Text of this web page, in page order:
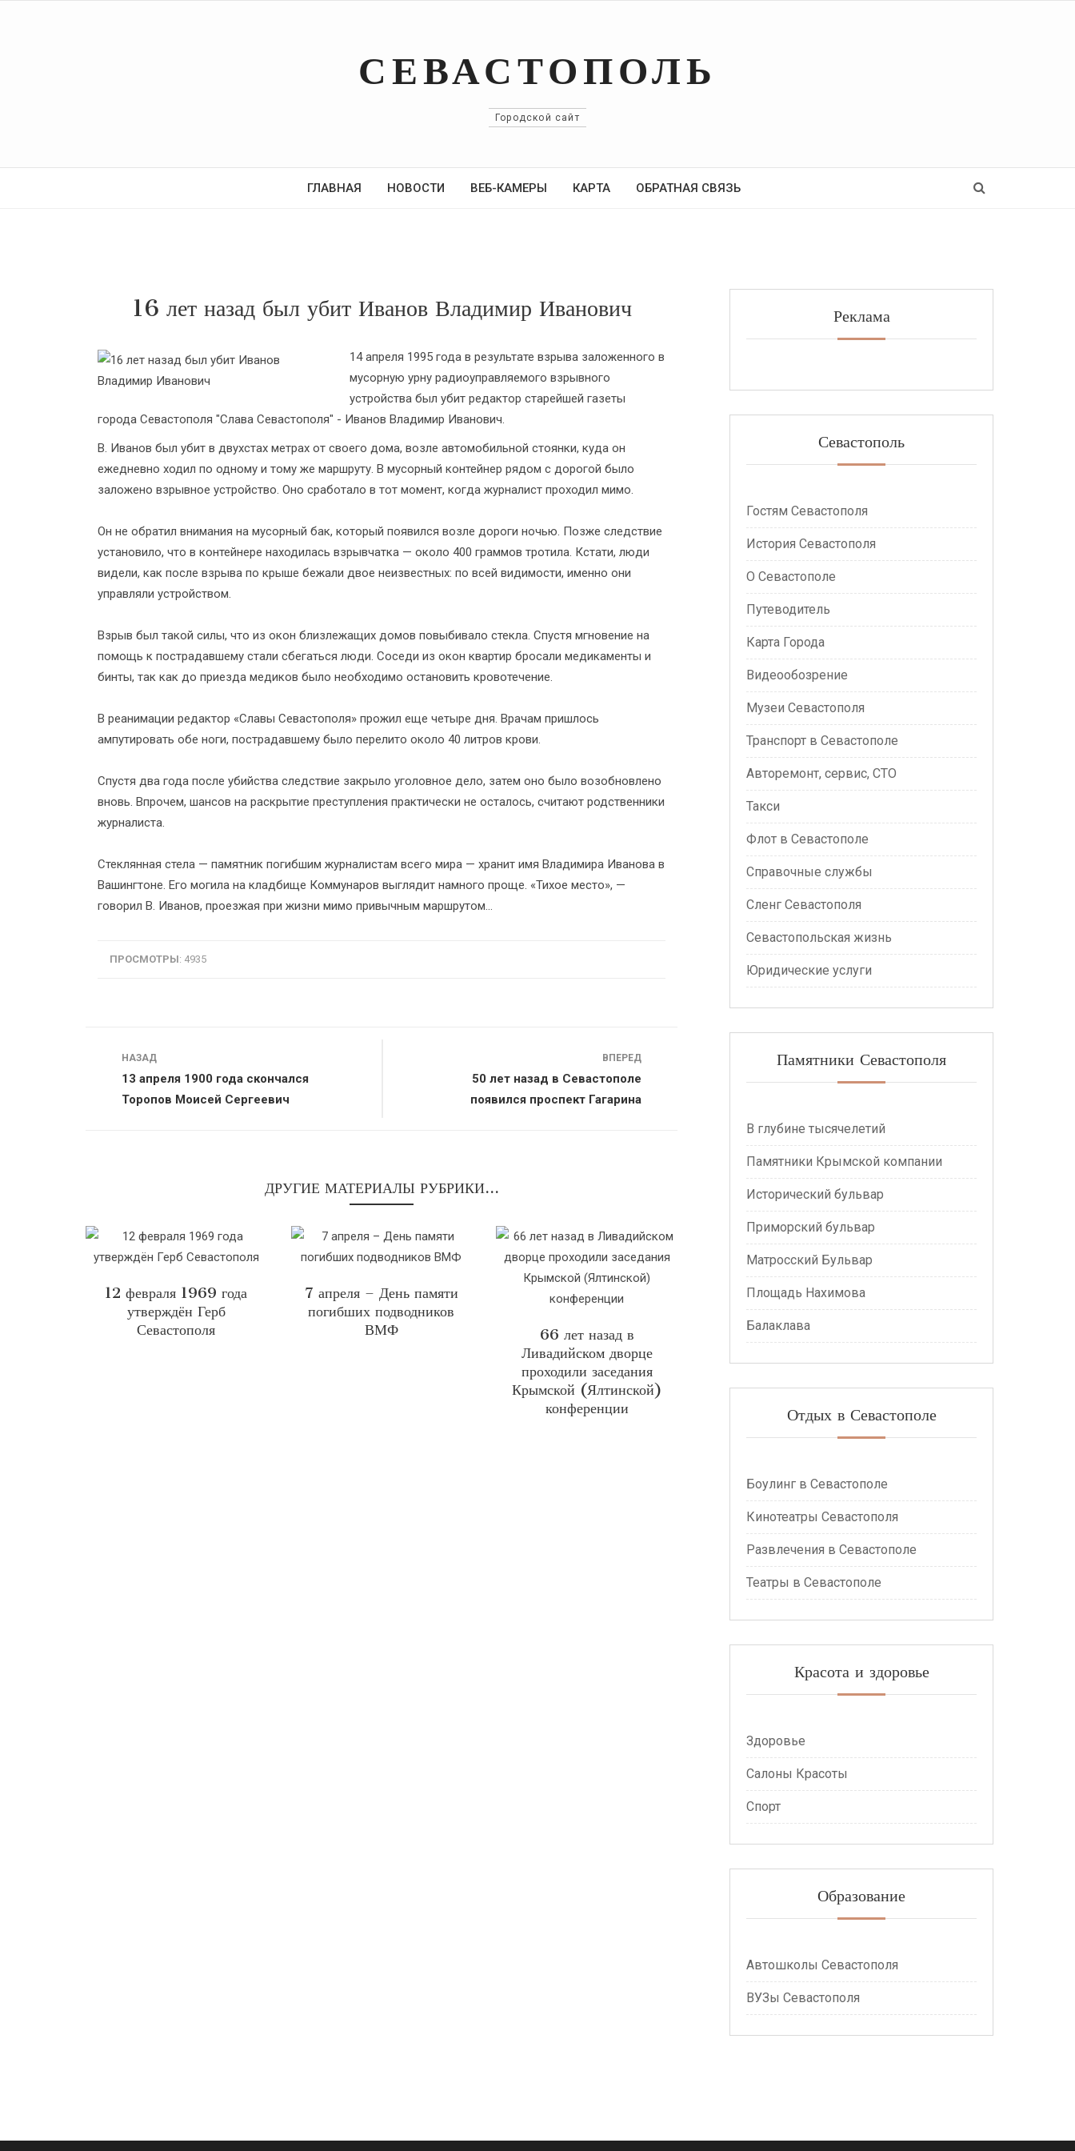
СЕВАСТОПОЛЬ
Городской сайт
ГЛАВНАЯ НОВОСТИ ВЕБ-КАМЕРЫ КАРТА ОБРАТНАЯ СВЯЗЬ
16 лет назад был убит Иванов Владимир Иванович
14 апреля 1995 года в результате взрыва заложенного в
мусорную урну радиоуправляемого взрывного
устройства был убит редактор старейшей газеты
города Севастополя "Слава Севастополя" - Иванов Владимир Иванович.
В. Иванов был убит в двухстах метрах от своего дома, возле автомобильной стоянки, куда он
ежедневно ходил по одному и тому же маршруту. В мусорный контейнер рядом с дорогой было
заложено взрывное устройство. Оно сработало в тот момент, когда журналист проходил мимо.
Он не обратил внимания на мусорный бак, который появился возле дороги ночью. Позже следствие
установило, что в контейнере находилась взрывчатка — около 400 граммов тротила. Кстати, люди
видели, как после взрыва по крыше бежали двое неизвестных: по всей видимости, именно они
управляли устройством.
Взрыв был такой силы, что из окон близлежащих домов повыбивало стекла. Спустя мгновение на
помощь к пострадавшему стали сбегаться люди. Соседи из окон квартир бросали медикаменты и
бинты, так как до приезда медиков было необходимо остановить кровотечение.
В реанимации редактор «Славы Севастополя» прожил еще четыре дня. Врачам пришлось
ампутировать обе ноги, пострадавшему было перелито около 40 литров крови.
Спустя два года после убийства следствие закрыло уголовное дело, затем оно было возобновлено
вновь. Впрочем, шансов на раскрытие преступления практически не осталось, считают родственники
журналиста.
Стеклянная стела — памятник погибшим журналистам всего мира — хранит имя Владимира Иванова в
Вашингтоне. Его могила на кладбище Коммунаров выглядит намного проще. «Тихое место», —
говорил В. Иванов, проезжая при жизни мимо привычным маршрутом...
ПРОСМОТРЫ: 4935
Навигация
НАЗАД
13 апреля 1900 года скончался
Торопов Моисей Сергеевич
ВПЕРЕД
50 лет назад в Севастополе
появился проспект Гагарина
ДРУГИЕ МАТЕРИАЛЫ РУБРИКИ...
12 февраля 1969 года
утверждён Герб
Севастополя
7 апреля – День памяти
погибших подводников
ВМФ
66 лет назад в
Ливадийском дворце
проходили заседания
Крымской (Ялтинской)
конференции
Реклама
Севастополь
Гостям Севастополя
История Севастополя
О Севастополе
Путеводитель
Карта Города
Видеообозрение
Музеи Севастополя
Транспорт в Севастополе
Авторемонт, сервис, СТО
Такси
Флот в Севастополе
Справочные службы
Сленг Севастополя
Севастопольская жизнь
Юридические услуги
Памятники Севастополя
В глубине тысячелетий
Памятники Крымской компании
Исторический бульвар
Приморский бульвар
Матросский Бульвар
Площадь Нахимова
Балаклава
Отдых в Севастополе
Боулинг в Севастополе
Кинотеатры Севастополя
Развлечения в Севастополе
Театры в Севастополе
Красота и здоровье
Здоровье
Салоны Красоты
Спорт
Образование
Автошколы Севастополя
ВУЗы Севастополя